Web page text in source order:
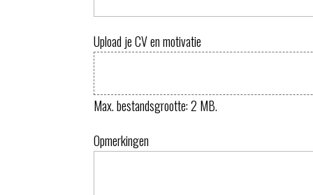
Upload je CV en motivatie
Max. bestandsgrootte: 2 MB.
Opmerkingen